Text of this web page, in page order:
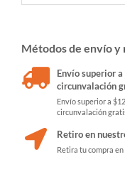
Métodos de envío
Envío superior
circunvalación
Envío superior a
circunvalación
Retiro en
Retira tu compra